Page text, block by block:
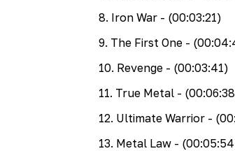
8. Iron War- (00:03:21)
9. The First One-
10. Revenge- (00:03:41)
11. True Metal-
12. Ultimate Warrior-
13. Metal Law-